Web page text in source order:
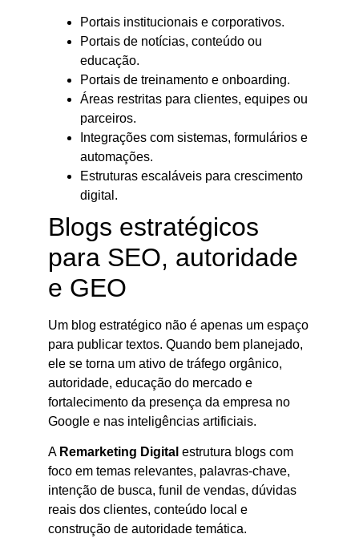
Portais institucionais e corporativos.
Portais de notícias, conteúdo ou
educação.
Portais de treinamento e onboarding.
Áreas restritas para clientes, equipes ou
parceiros.
Integrações com sistemas, formulários e
automações.
Estruturas escaláveis para crescimento
digital.
Blogs estratégicos
para SEO, autoridade
e GEO
Um blog estratégico não é apenas um espaço
para publicar textos. Quando bem planejado,
ele se torna um ativo de tráfego orgânico,
autoridade, educação do mercado e
fortalecimento da presença da empresa no
Google e nas inteligências artificiais.
A Remarketing Digital estrutura blogs com
foco em temas relevantes, palavras-chave,
intenção de busca, funil de vendas, dúvidas
reais dos clientes, conteúdo local e
construção de autoridade temática.